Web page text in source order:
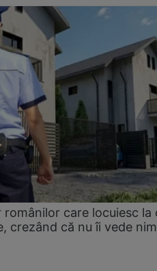
care locuiesc la
crezând că nu îi vede